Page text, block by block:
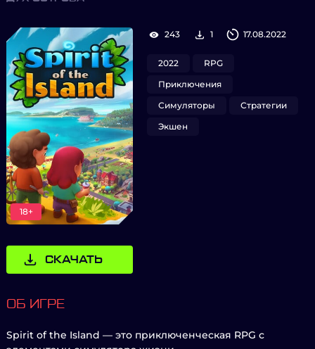
18+
СКАЧАТЬ
243 1 17.08.2022
2022
RPG
Приключения
Симуляторы
Стратегии
Экшен
ОБ ИГРЕ
Spirit of the Island — это приключенческая RPG с